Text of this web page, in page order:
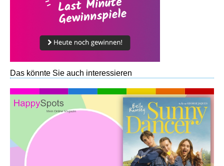
Das könnte Sie auch interessieren